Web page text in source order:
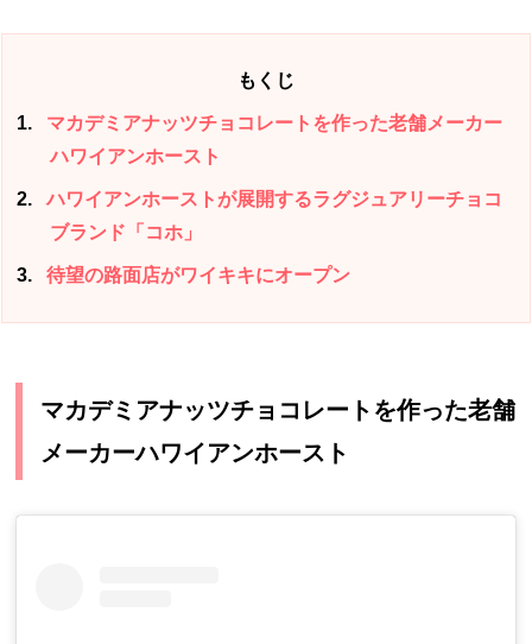
もくじ
1
マカデミアナッツチョコレートを作った老舗メーカー
ハワイアンホースト
2
ハワイアンホーストが展開するラグジュアリーチョコ
ブランド「コホ」
3 待望の路面店がワイキキにオープン
マカデミアナッツチョコレートを作った老舗
メーカーハワイアンホースト